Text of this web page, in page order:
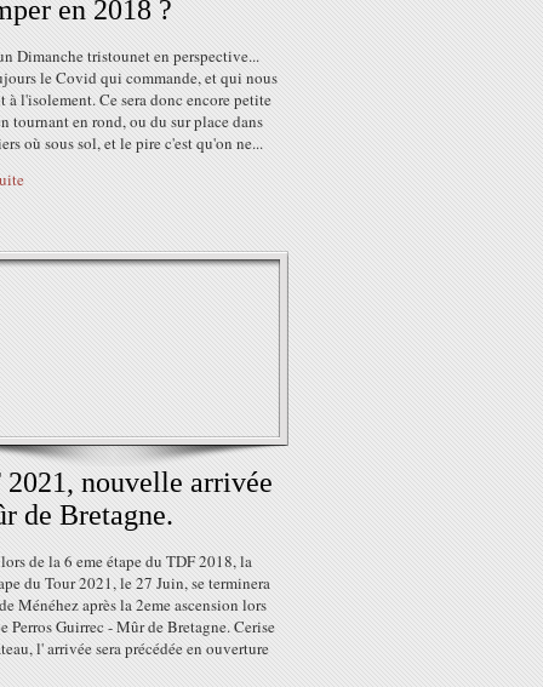
en 2018 ?
Dimanche tristounet en perspective...
le Covid qui commande, et qui nous
à l'isolement. Ce sera donc encore petite
tournant en rond, ou du sur place dans
où sous sol, et le pire c'est qu'on ne...
nouvelle arrivée
de Bretagne.
de la 6 eme étape du TDF 2018, la
du Tour 2021, le 27 Juin, se terminera
Ménéhez après la 2eme ascension lors
Perros Guirrec - Mûr de Bretagne. Cerise
l' arrivée sera précédée en ouverture